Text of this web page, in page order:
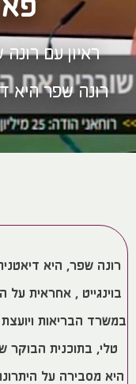
ראיון עם
רונה שפר היא
רונה שפר, היא
בוינגייט , אחראית על
במשרד הבריאות
טלי, בתוכנית הבוקר
היא מסבירה על